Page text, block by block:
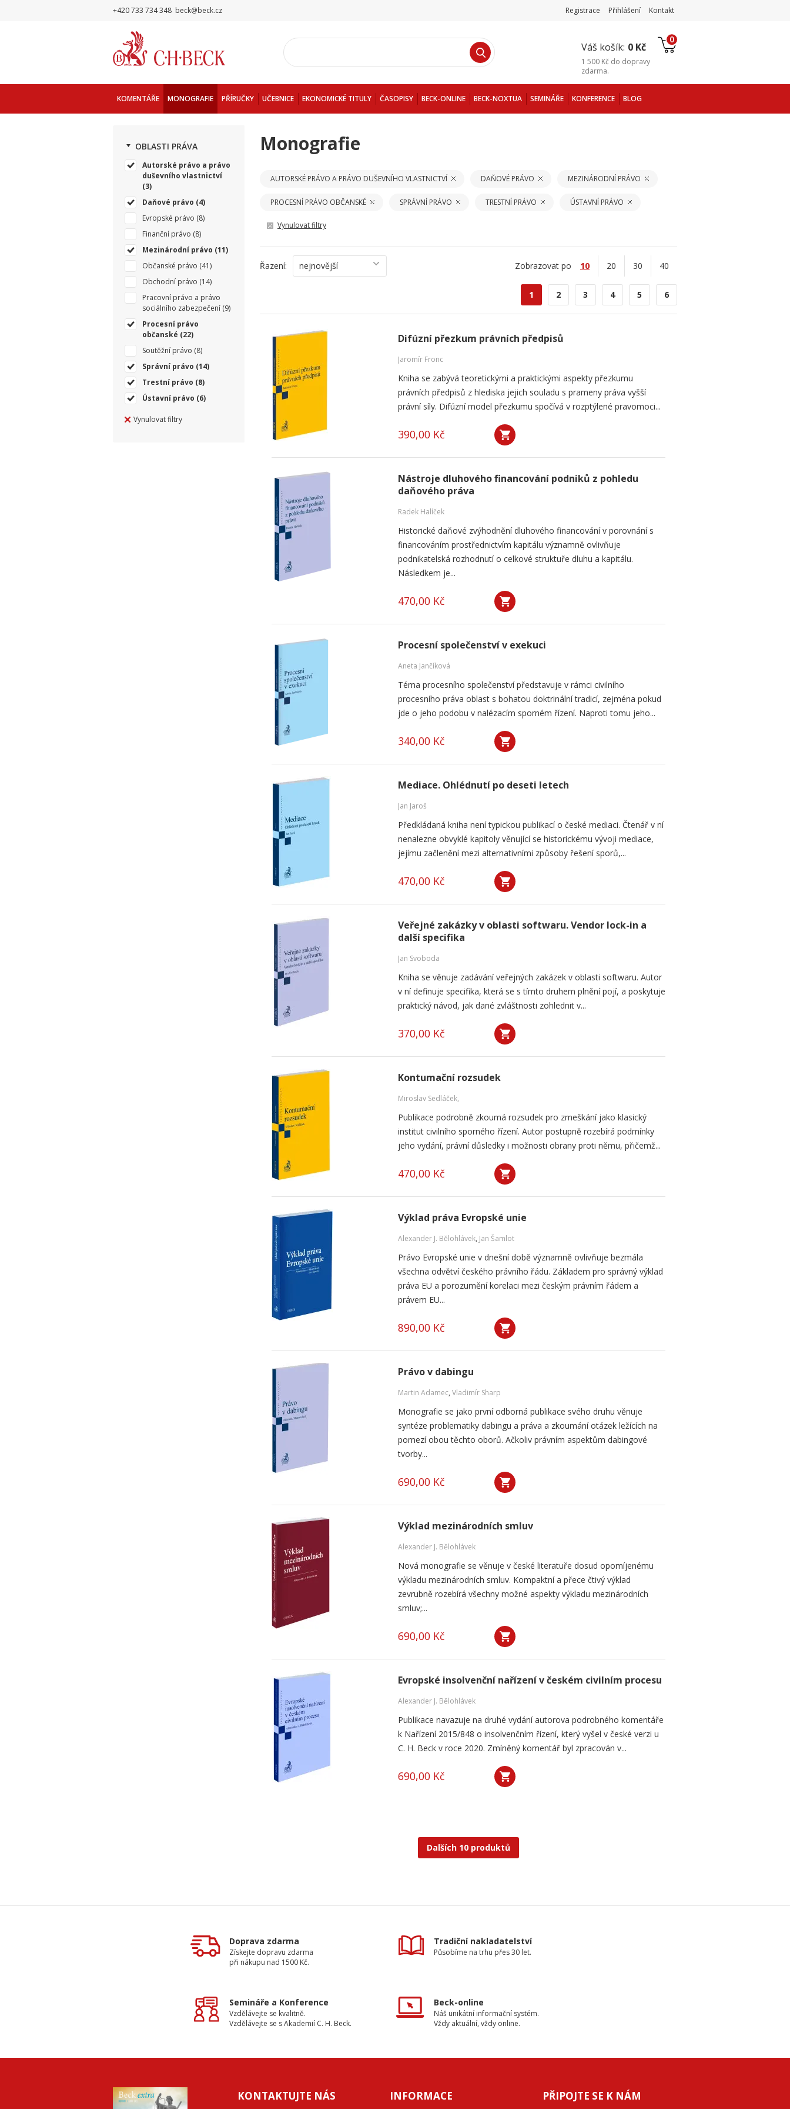
+420 733 734 348 beck@beck.cz Registrace Přihlášení Kontakt
Váš košík: 0 Kč
0
1 500 Kč do dopravy
zdarma.
KOMENTÁŘE MONOGRAFIE PŘÍRUČKY UČEBNICE EKONOMICKÉ TITULY ČASOPISY BECK-ONLINE BECK-NOXTUA SEMINÁŘE KONFERENCE BLOG
OBLASTI PRÁVA
Autorské právo a právo
duševního vlastnictví
(3)
Daňové právo (4)
Evropské právo (8)
Finanční právo (8)
Mezinárodní právo (11)
Občanské právo (41)
Obchodní právo (14)
Pracovní právo a právo
sociálního zabezpečení (9)
Procesní právo
občanské (22)
Soutěžní právo (8)
Správní právo (14)
Trestní právo (8)
Ústavní právo (6)
Vynulovat filtry
Monografie
AUTORSKÉ PRÁVO A PRÁVO DUŠEVNÍHO VLASTNICTVÍ DAŇOVÉ PRÁVO MEZINÁRODNÍ PRÁVO
PROCESNÍ PRÁVO OBČANSKÉ SPRÁVNÍ PRÁVO TRESTNÍ PRÁVO ÚSTAVNÍ PRÁVO
Vynulovat filtry
Řazení: nejnovější Zobrazovat po 10 20 30 40
1 2 3 4 5 6
Difúzní přezkum právních předpisů
Jaromír Fronc
Kniha se zabývá teoretickými a praktickými aspekty přezkumu
právních předpisů z hlediska jejich souladu s prameny práva vyšší
právní síly. Difúzní model přezkumu spočívá v rozptýlené pravomoci...
390,00 Kč
Nástroje dluhového financování podniků z pohledu
daňového práva
Radek Halíček
Historické daňové zvýhodnění dluhového financování v porovnání s
financováním prostřednictvím kapitálu významně ovlivňuje
podnikatelská rozhodnutí o celkové struktuře dluhu a kapitálu.
Následkem je...
470,00 Kč
Procesní společenství v exekuci
Aneta Jančíková
Téma procesního společenství představuje v rámci civilního
procesního práva oblast s bohatou doktrinální tradicí, zejména pokud
jde o jeho podobu v nalézacím sporném řízení. Naproti tomu jeho...
340,00 Kč
Mediace. Ohlédnutí po deseti letech
Jan Jaroš
Předkládaná kniha není typickou publikací o české mediaci. Čtenář v ní
nenalezne obvyklé kapitoly věnující se historickému vývoji mediace,
jejímu začlenění mezi alternativními způsoby řešení sporů,...
470,00 Kč
Veřejné zakázky v oblasti softwaru. Vendor lock-in a
další specifika
Jan Svoboda
Kniha se věnuje zadávání veřejných zakázek v oblasti softwaru. Autor
v ní definuje specifika, která se s tímto druhem plnění pojí, a poskytuje
praktický návod, jak dané zvláštnosti zohlednit v...
370,00 Kč
Kontumační rozsudek
Miroslav Sedláček,
Publikace podrobně zkoumá rozsudek pro zmeškání jako klasický
institut civilního sporného řízení. Autor postupně rozebírá podmínky
jeho vydání, právní důsledky i možnosti obrany proti němu, přičemž...
470,00 Kč
Výklad práva Evropské unie
Alexander J. Bělohlávek, Jan Šamlot
Právo Evropské unie v dnešní době významně ovlivňuje bezmála
všechna odvětví českého právního řádu. Základem pro správný výklad
práva EU a porozumění korelaci mezi českým právním řádem a
právem EU...
890,00 Kč
Právo v dabingu
Martin Adamec, Vladimír Sharp
Monografie se jako první odborná publikace svého druhu věnuje
syntéze problematiky dabingu a práva a zkoumání otázek ležících na
pomezí obou těchto oborů. Ačkoliv právním aspektům dabingové
tvorby...
690,00 Kč
Výklad mezinárodních smluv
Alexander J. Bělohlávek
Nová monografie se věnuje v české literatuře dosud opomíjenému
výkladu mezinárodních smluv. Kompaktní a přece čtivý výklad
zevrubně rozebírá všechny možné aspekty výkladu mezinárodních
smluv;...
690,00 Kč
Evropské insolvenční nařízení v českém civilním procesu
Alexander J. Bělohlávek
Publikace navazuje na druhé vydání autorova podrobného komentáře
k Nařízení 2015/848 o insolvenčním řízení, který vyšel v české verzi u
C. H. Beck v roce 2020. Zmíněný komentář byl zpracován v...
690,00 Kč
Dalších 10 produktů
Doprava zdarma
Získejte dopravu zdarma
při nákupu nad 1500 Kč.
Tradiční nakladatelství
Působíme na trhu přes 30 let.
Semináře a Konference
Vzdělávejte se kvalitně.
Vzdělávejte se s Akademií C. H. Beck.
Beck-online
Náš unikátní informační systém.
Vždy aktuální, vždy online.
KONTAKTUJTE NÁS INFORMACE PŘIPOJTE SE K NÁM